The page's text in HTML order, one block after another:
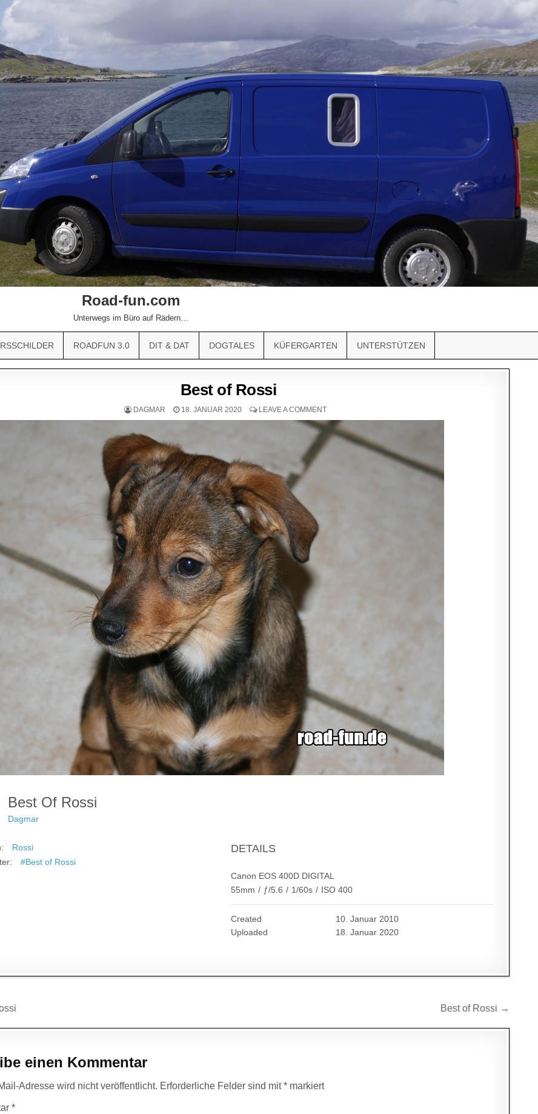
Road-fun.com
Unterwegs im Büro auf Rädern…
ROADFUN 3.0 DIT & DAT DOGTALES KÜFERGARTEN UNTERSTÜTZEN
Best of Rossi
DAGMAR 18. JANUAR 2020 LEAVE A COMMENT
Best Of Rossi
Dagmar
Rossi
#Best of Rossi
DETAILS
Canon EOS 400D DIGITAL
55mm / ƒ/5.6 / 1/60s / ISO 400
Created
10. Januar 2010
Uploaded
18. Januar 2020
Best of Rossi →
einen Kommentar
Adresse wird nicht veröffentlicht. Erforderliche Felder sind mit* markiert
*